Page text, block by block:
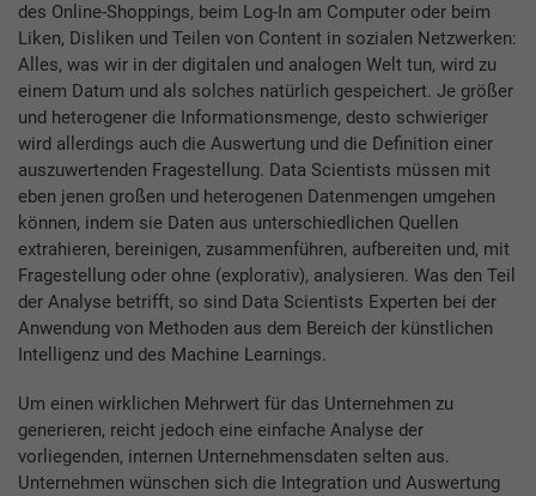
des Online-Shoppings, beim Log-In am Computer oder beim
Liken, Disliken und Teilen von Content in sozialen Netzwerken:
Alles, was wir in der digitalen und analogen Welt tun, wird zu
einem Datum und als solches natürlich gespeichert. Je größer
und heterogener die Informationsmenge, desto schwieriger
wird allerdings auch die Auswertung und die Definition einer
auszuwertenden Fragestellung. Data Scientists müssen mit
eben jenen großen und heterogenen Datenmengen umgehen
können, indem sie Daten aus unterschiedlichen Quellen
extrahieren, bereinigen, zusammenführen, aufbereiten und, mit
Fragestellung oder ohne (explorativ), analysieren. Was den Teil
der Analyse betrifft, so sind Data Scientists Experten bei der
Anwendung von Methoden aus dem Bereich der künstlichen
Intelligenz und des Machine Learnings.
Um einen wirklichen Mehrwert für das Unternehmen zu
generieren, reicht jedoch eine einfache Analyse der
vorliegenden, internen Unternehmensdaten selten aus.
Unternehmen wünschen sich die Integration und Auswertung